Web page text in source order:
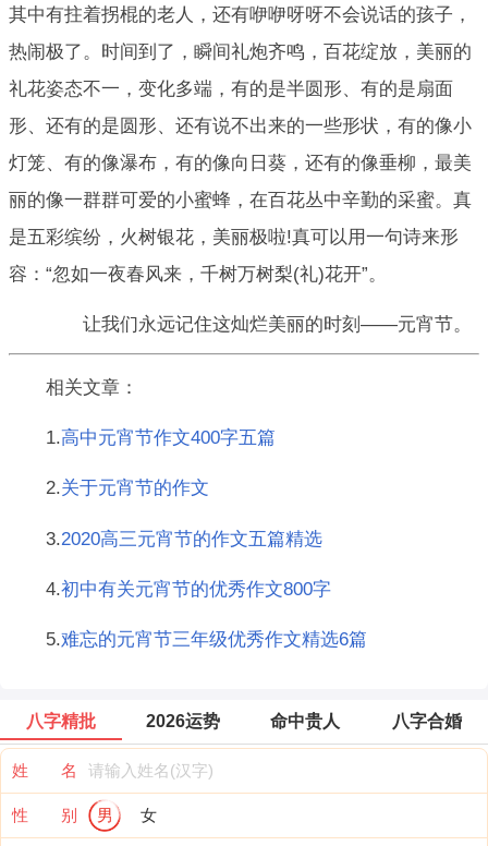
其中有拄着拐棍的老人，还有咿咿呀呀不会说话的孩子，
热闹极了。时间到了，瞬间礼炮齐鸣，百花绽放，美丽的
礼花姿态不一，变化多端，有的是半圆形、有的是扇面
形、还有的是圆形、还有说不出来的一些形状，有的像小
灯笼、有的像瀑布，有的像向日葵，还有的像垂柳，最美
丽的像一群群可爱的小蜜蜂，在百花丛中辛勤的采蜜。真
是五彩缤纷，火树银花，美丽极啦!真可以用一句诗来形
容：“忽如一夜春风来，千树万树梨(礼)花开”。
让我们永远记住这灿烂美丽的时刻——元宵节。
相关文章：
1.高中元宵节作文400字五篇
2.关于元宵节的作文
3.2020高三元宵节的作文五篇精选
4.初中有关元宵节的优秀作文800字
5.难忘的元宵节三年级优秀作文精选6篇
八字精批 2026运势 命中贵人 八字合婚
姓 名
性 别 男 女